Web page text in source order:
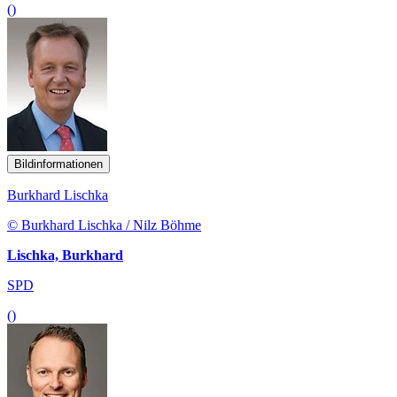
()
Bildinformationen
Burkhard Lischka
© Burkhard Lischka / Nilz Böhme
Lischka, Burkhard
SPD
()